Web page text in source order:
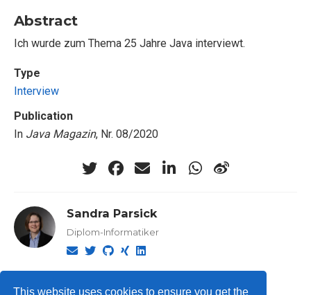
This website uses cookies to ensure you get the
Abstract
Ich wurde zum Thema 25 Jahre Java interviewt.
Type
Interview
Publication
In Java Magazin, Nr. 08/2020
Sandra Parsick
Diplom-Informatiker